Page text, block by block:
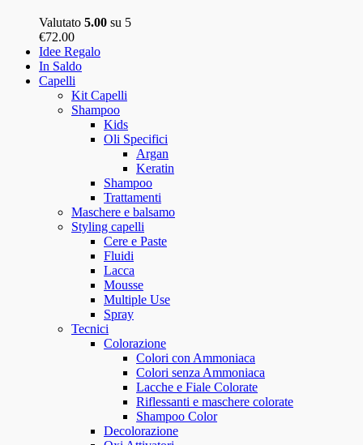
Valutato 5.00 su 5
€72.00
Idee Regalo
In Saldo
Capelli
Kit Capelli
Shampoo
Kids
Oli Specifici
Argan
Keratin
Shampoo
Trattamenti
Maschere e balsamo
Styling capelli
Cere e Paste
Fluidi
Lacca
Mousse
Multiple Use
Spray
Tecnici
Colorazione
Colori con Ammoniaca
Colori senza Ammoniaca
Lacche e Fiale Colorate
Riflessanti e maschere colorate
Shampoo Color
Decolorazione